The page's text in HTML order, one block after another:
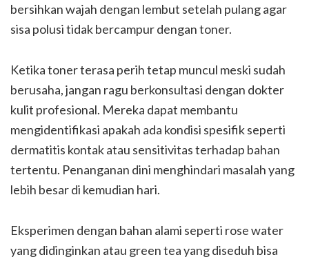
bersihkan wajah dengan lembut setelah pulang agar
sisa polusi tidak bercampur dengan toner.
Ketika toner terasa perih tetap muncul meski sudah
berusaha, jangan ragu berkonsultasi dengan dokter
kulit profesional. Mereka dapat membantu
mengidentifikasi apakah ada kondisi spesifik seperti
dermatitis kontak atau sensitivitas terhadap bahan
tertentu. Penanganan dini menghindari masalah yang
lebih besar di kemudian hari.
Eksperimen dengan bahan alami seperti rose water
yang didinginkan atau green tea yang diseduh bisa